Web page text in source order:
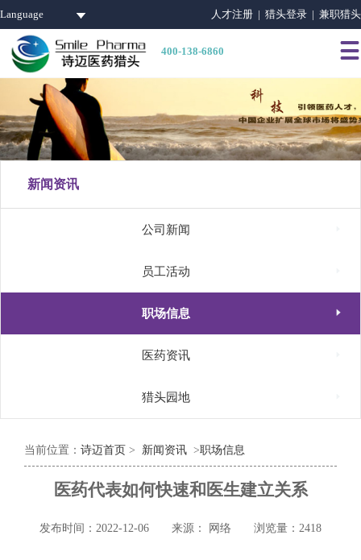
Language 人才注册 | 猎头登录 | 兼职猎头
400-138-6860 
新闻资讯
公司新闻
员工活动
职场信息 
医药资讯
猎头园地
当前位置： 诗迈首页 > 新闻资讯 >职场信息
医药代表如何快速和医生建立关系
发布时间：2022-12-06 来源： 网络 浏览量：2418